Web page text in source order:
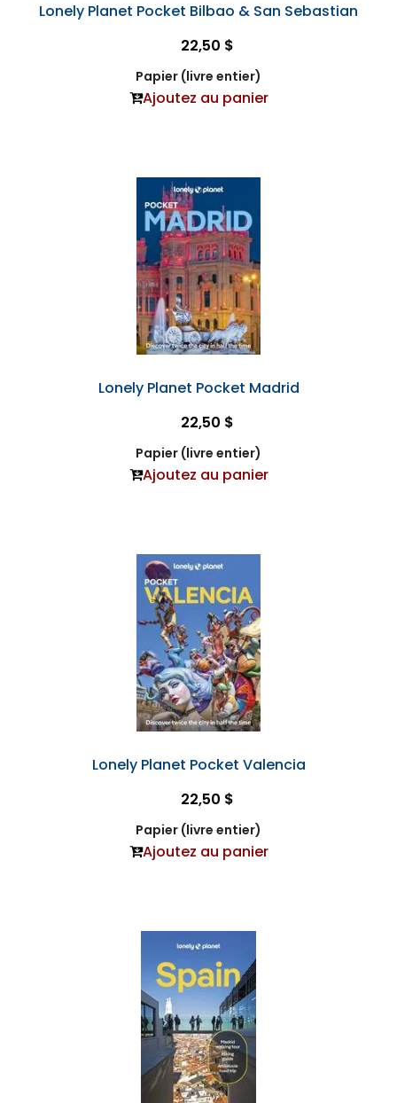
Lonely Planet Pocket Bilbao & San Sebastian
22,50 $
Papier (livre entier)
Ajoutez au panier
Lonely Planet Pocket Madrid
22,50 $
Papier (livre entier)
Ajoutez au panier
Lonely Planet Pocket Valencia
22,50 $
Papier (livre entier)
Ajoutez au panier